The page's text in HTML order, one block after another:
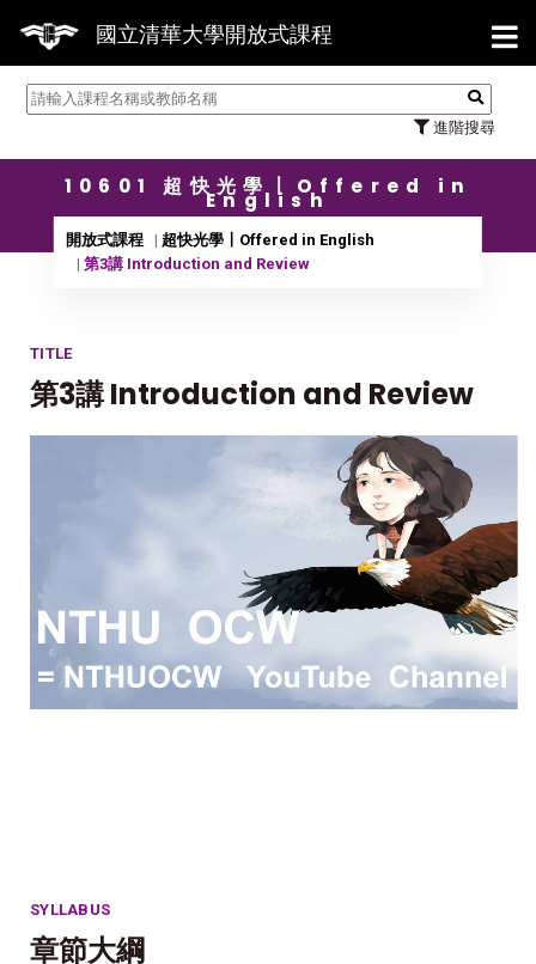
國立清華大學開放式課程
進階搜尋
【
10601 超快光學〡Offered in
English
開放式課程
超快光學〡Offered in English
第3講 Introduction and Review
TITLE
第3講 Introduction and Review
SYLLABUS
章節大綱